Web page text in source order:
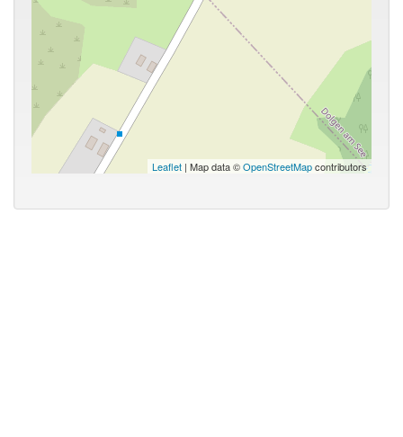
Leaflet | Map data ©OpenStreetMapcontributors